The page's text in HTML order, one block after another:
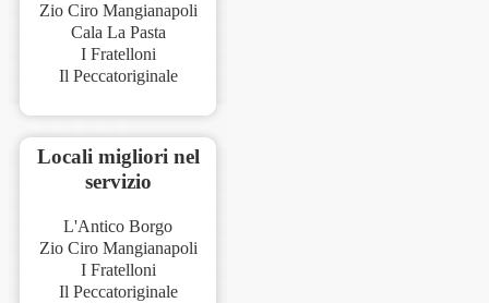
Zio Ciro Mangianapoli
Cala La Pasta
I Fratelloni
Il Peccatoriginale
Locali migliori nel
servizio
L'Antico Borgo
Zio Ciro Mangianapoli
I Fratelloni
Il Peccatoriginale